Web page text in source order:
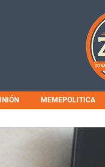
MEMEPOLITICA